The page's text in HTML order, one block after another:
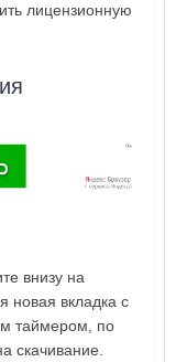
лицензионную
внизу на
новая вкладка с
таймером, по
скачивание.